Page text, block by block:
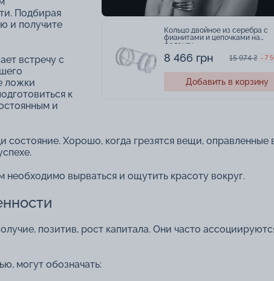
Кольцо двойное из серебра с
фианитами и цепочками на
фалангу
8 466 грн 15 974 ₴ - 7
Добавить в корзину
Подбирая
и получите
встречу с
ложки
к
и
Хорошо, когда грезятся вещи, оправленные
вырваться и ощутить красоту вокруг.
позитив, рост капитала. Они часто
могут обозначать: